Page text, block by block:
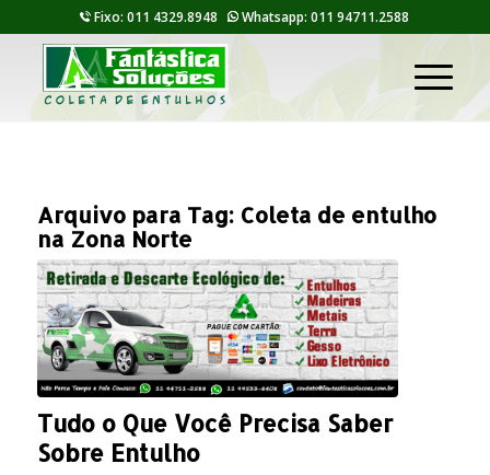
Fixo: 011 4329.8948 Whatsapp: 011 94711.2588
Arquivo para Tag: Coleta de entulho
na Zona Norte
Tudo o Que Você Precisa Saber
Sobre Entulho